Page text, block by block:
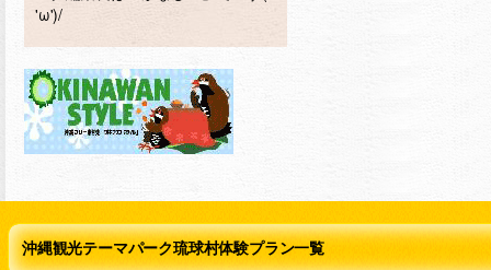
'ω')/
沖縄観光テーマパーク琉球村体験プラン一覧